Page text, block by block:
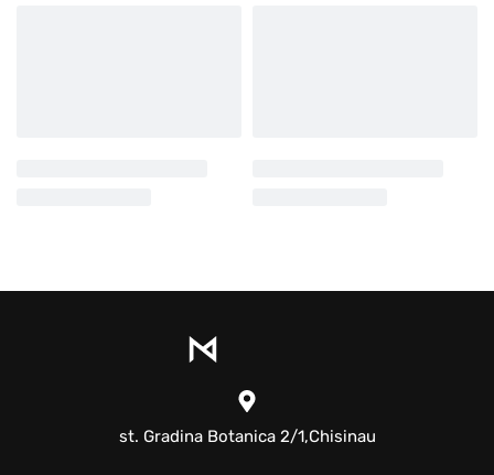
st. Gradina Botanica 2/1,Chisinau